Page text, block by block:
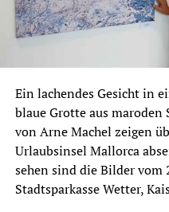
Ein lachendes Gesicht in
blaue Grotte aus
von Arne Machel zeigen
Urlaubsinsel Mallorca
sehen sind die Bilder vom
Stadtsparkasse Wetter,